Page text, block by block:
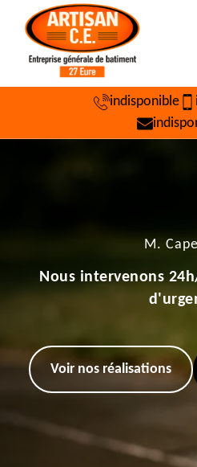
indisponible
M.
Nous intervenons
Voir nos réalisations